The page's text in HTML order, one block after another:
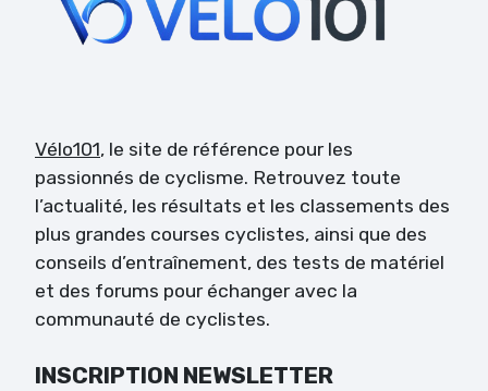
Vélo101, le site de référence pour les
passionnés de cyclisme. Retrouvez toute
l’actualité, les résultats et les classements des
plus grandes courses cyclistes, ainsi que des
conseils d’entraînement, des tests de matériel
et des forums pour échanger avec la
communauté de cyclistes.
INSCRIPTION NEWSLETTER